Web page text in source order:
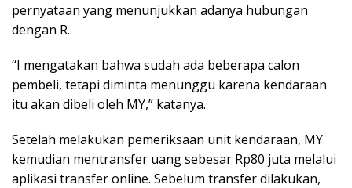
pernyataan yang menunjukkan adanya hubungan
dengan R.
“I mengatakan bahwa sudah ada beberapa calon
pembeli, tetapi diminta menunggu karena kendaraan
itu akan dibeli oleh MY,” katanya.
Setelah melakukan pemeriksaan unit kendaraan, MY
kemudian mentransfer uang sebesar Rp80 juta melalui
aplikasi transfer online. Sebelum transfer dilakukan,